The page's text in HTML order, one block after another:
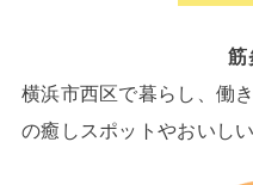
筋
横浜市西区で暮らし、働
の癒しスポットやおいし